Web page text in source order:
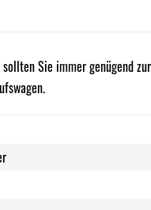
Sie immer genügend